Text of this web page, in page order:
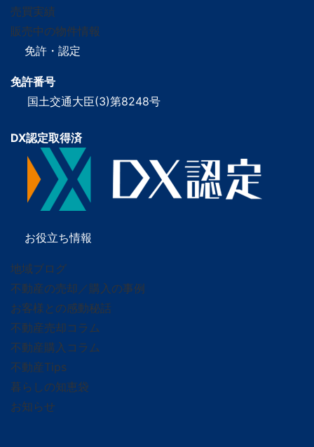
売買実績
販売中の物件情報
免許・認定
免許番号
国土交通大臣(3)第8248号
DX認定取得済
お役立ち情報
地域ブログ
不動産の売却／購入の事例
お客様との感動秘話
不動産売却コラム
不動産購入コラム
不動産Tips
暮らしの知恵袋
お知らせ